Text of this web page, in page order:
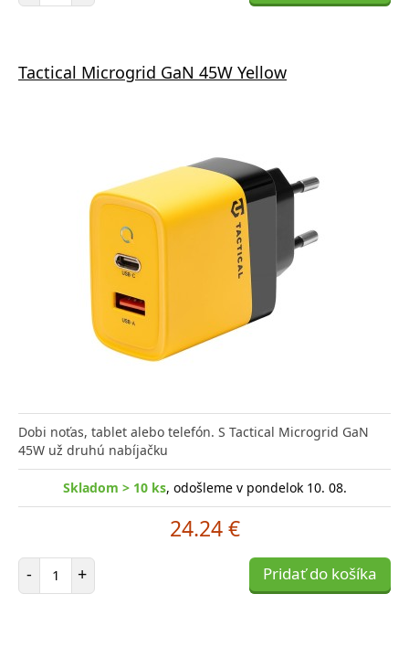
Tactical Microgrid GaN 45W Yellow
Dobi noťas, tablet alebo telefón. S Tactical Microgrid GaN
45W už druhú nabíjačku
Skladom > 10 ks, odošleme v pondelok 10. 08.
24.24 €
- Počet položiek
+ Pridať do košíka